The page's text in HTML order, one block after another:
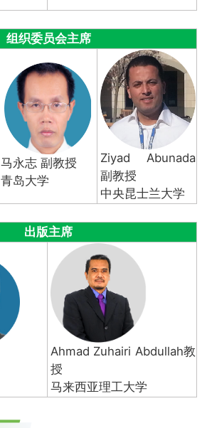
组织委员会主席
马永志 副教授
青岛大学
Ziyad Abunada
副教授
中央昆士兰大学
出版主席
Ahmad Zuhairi Abdullah教
授
马来西亚理工大学